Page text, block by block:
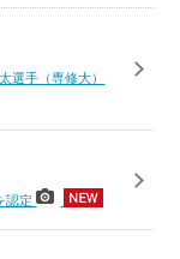
選手（専修大）
認定